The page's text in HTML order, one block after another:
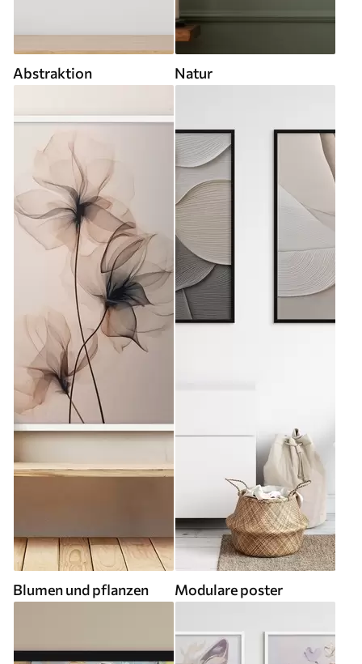
Abstraktion Natur
Blumen und pflanzen Modulare poster